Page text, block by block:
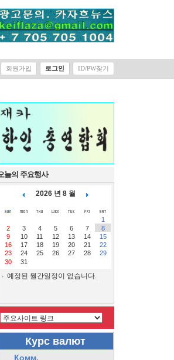
회원가입 로그인 ID/PW찾기
늘의 주요행사
2026 년 8 월
1
2
3 4 5 6 7
8
9
10 11 12 13 14
15
16
17 18 19 20 21
22
23
24 25 26 27 28
29
30
31
예정된 월간일정이 없습니다.